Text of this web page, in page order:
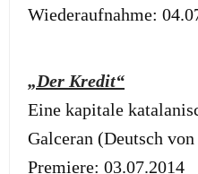
Wiederaufnahme:
„Der Kredit“
Eine kapitale
Galceran (Deutsch
Premiere: 03.07.2014